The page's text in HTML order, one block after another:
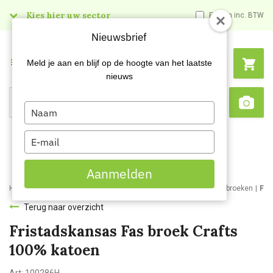
Kies hier uw sector Prijzen inc. BTW
Search
Menu
Home Webshop Werkkleding Bedrijfs- en werkkleding Werkbroeken
Terug naar overzicht
Fristadskansas Fas broek Crafts
100% katoen
Nieuwsbrief
Meld je aan en blijf op de hoogte van het laatste
nieuws
Type
your
name
Type
your
email
Aanmelden